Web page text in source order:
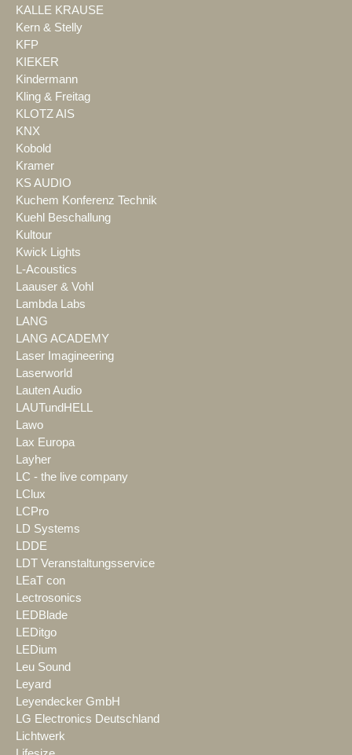
KALLE KRAUSE
Kern & Stelly
KFP
KIEKER
Kindermann
Kling & Freitag
KLOTZ AIS
KNX
Kobold
Kramer
KS AUDIO
Kuchem Konferenz Technik
Kuehl Beschallung
Kultour
Kwick Lights
L-Acoustics
Laauser & Vohl
Lambda Labs
LANG
LANG ACADEMY
Laser Imagineering
Laserworld
Lauten Audio
LAUTundHELL
Lawo
Lax Europa
Layher
LC - the live company
LClux
LCPro
LD Systems
LDDE
LDT Veranstaltungsservice
LEaT con
Lectrosonics
LEDBlade
LEDitgo
LEDium
Leu Sound
Leyard
Leyendecker GmbH
LG Electronics Deutschland
Lichtwerk